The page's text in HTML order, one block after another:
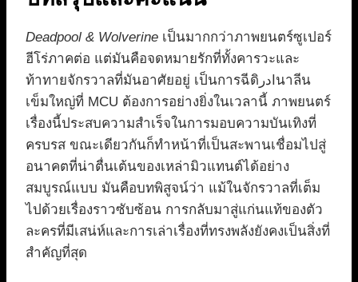
Deadpool & Wolverine เป็นมากกว่าภาพยนตร์ซูเปอร์
ฮีโร่ภาคต่อ แต่มันคือจดหมายรักที่ทั้งคารวะและ
ท้าทายจักรวาลที่มันอาศัยอยู่ เป็นการฉีดادرินาลีน
เข็มใหญ่ที่ MCU ต้องการอย่างยิ่งในเวลานี้ ภาพยนตร์
เรื่องนี้ประสบความสำเร็จในการมอบความบันเทิงที่
ครบรส ขณะเดียวกันก็ทำหน้าที่เป็นสะพานเชื่อมไปสู่
อนาคตที่น่าตื่นเต้นของเหล่ามิวแทนต์ได้อย่าง
สมบูรณ์แบบ มันคือบทพิสูจน์ว่า แม้ในจักรวาลที่เต็ม
ไปด้วยเรื่องราวซับซ้อน การกลับมาสู่แก่นแท้ของตัว
ละครที่มีเสน่ห์และการเล่าเรื่องที่ทรงพลังยังคงเป็นสิ่งที่
สำคัญที่สุด